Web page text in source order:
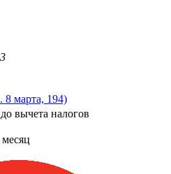
3
8 марта, 194)
до вычета налогов